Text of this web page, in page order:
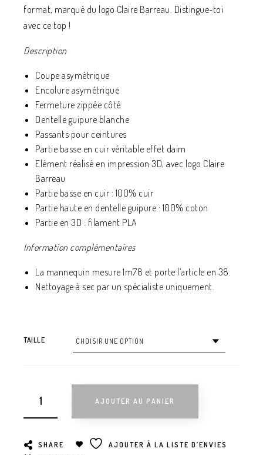
format, marqué du logo Claire Barreau. Distingue-toi
avec ce top !
Description
Coupe asymétrique
Encolure asymétrique
Fermeture zippée côté
Dentelle guipure blanche
Passants pour ceintures
Partie basse en cuir véritable effet daim
Elément réalisé en impression 3D, avec logo Claire
Barreau
Partie basse en cuir : 100% cuir
Partie haute en dentelle guipure : 100% coton
Partie en 3D : filament PLA
Information complémentaires
La mannequin mesure 1m78 et porte l’article en 38.
Nettoyage à sec par un spécialiste uniquement.
TAILLE
AJOUTER AU PANIER
SHARE
AJOUTER À LA LISTE D’ENVIES